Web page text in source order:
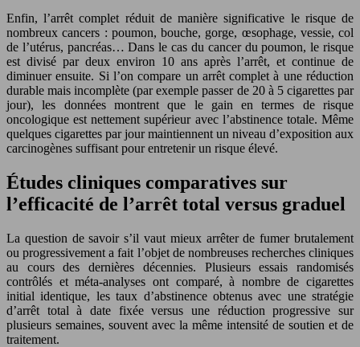
Enfin, l’arrêt complet réduit de manière significative le risque de
nombreux cancers : poumon, bouche, gorge, œsophage, vessie, col
de l’utérus, pancréas… Dans le cas du cancer du poumon, le risque
est divisé par deux environ 10 ans après l’arrêt, et continue de
diminuer ensuite. Si l’on compare un arrêt complet à une réduction
durable mais incomplète (par exemple passer de 20 à 5 cigarettes par
jour), les données montrent que le gain en termes de risque
oncologique est nettement supérieur avec l’abstinence totale. Même
quelques cigarettes par jour maintiennent un niveau d’exposition aux
carcinogènes suffisant pour entretenir un risque élevé.
Études cliniques comparatives sur
l’efficacité de l’arrêt total versus graduel
La question de savoir s’il vaut mieux arrêter de fumer brutalement
ou progressivement a fait l’objet de nombreuses recherches cliniques
au cours des dernières décennies. Plusieurs essais randomisés
contrôlés et méta-analyses ont comparé, à nombre de cigarettes
initial identique, les taux d’abstinence obtenus avec une stratégie
d’arrêt total à date fixée versus une réduction progressive sur
plusieurs semaines, souvent avec la même intensité de soutien et de
traitement.